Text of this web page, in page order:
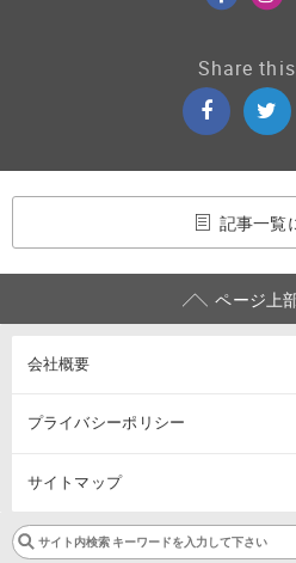
Share
記事一覧
ページ上
会社概要
プライバシーポリシー
サイトマップ